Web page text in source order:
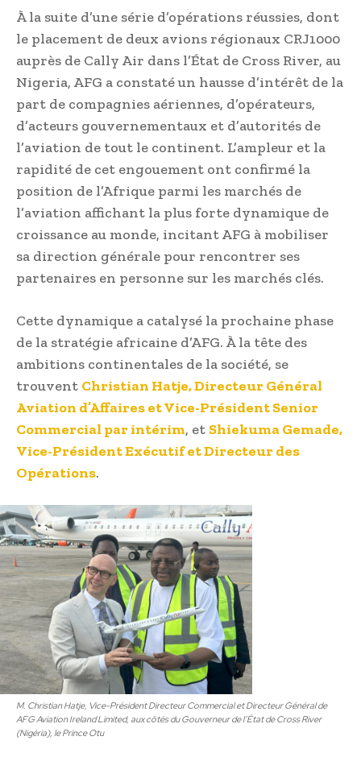
À la suite d’une série d’opérations réussies, dont
le placement de deux avions régionaux CRJ1000
auprès de Cally Air dans l’État de Cross River, au
Nigeria, AFG a constaté un hausse d’intérêt de la
part de compagnies aériennes, d’opérateurs,
d’acteurs gouvernementaux et d’autorités de
l’aviation de tout le continent. L’ampleur et la
rapidité de cet engouement ont confirmé la
position de l’Afrique parmi les marchés de
l’aviation affichant la plus forte dynamique de
croissance au monde, incitant AFG à mobiliser
sa direction générale pour rencontrer ses
partenaires en personne sur les marchés clés.
Cette dynamique a catalysé la prochaine phase
de la stratégie africaine d’AFG. À la tête des
ambitions continentales de la société, se
trouvent Christian Hatje, Directeur Général
Aviation d’Affaires et Vice-Président Senior
Commercial par intérim, et Shiekuma Gemade,
Vice-Président Exécutif et Directeur des
Opérations.
M. Christian Hatje, Vice-Président Directeur Commercial et Directeur Général de
AFG Aviation Ireland Limited, aux côtés du Gouverneur de l’État de Cross River
(Nigéria), le Prince Otu